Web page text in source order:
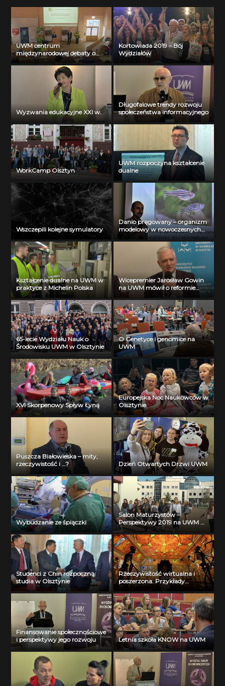
UWM centrum
międzynarodowej debaty o
dobrych praktykach
środowiskowych
Kortowiada 2019 – Bój
Wydziałów
Wyzwania edukacyjne XXI w.
Długofalowe trendy rozwoju
społeczeństwa informacyjnego
WorkCamp Olsztyn
UWM rozpoczyna kształcenie
dualne
Wszczepili kolejne symulatory
Danio pręgowany – organizm
modelowy w nowoczesnych
badaniach biochemicznych
Kształcenie dualne na UWM w
praktyce z Michelin Polska
Wicepremier Jarosław Gowin
na UWM mówił o reformie
szkolnictwa wyższego
65-lecie Wydziału Nauk o
Środowisku UWM w Olsztynie
O Genetyce i genomice na
UWM
XVI Skorpenowy Spływ Łyną
Europejska Noc Naukowców w
Olsztynie
Puszcza Białowieska – mity,
rzeczywistość i …?
Dzień Otwartych Drzwi UWM
Wybudzanie ze śpiączki
Salon Maturzystów –
Perspektywy 2019 na UWM w
Olsztynie
Studenci z Chin rozpoczną
studia w Olsztynie
Rzeczywistość wirtualna i
poszerzona. Przykłady
zastosowań w medycynie.
Finansowanie społecznościowe
i perspektywy jego rozwoju
Letnia szkoła KNOW na UWM